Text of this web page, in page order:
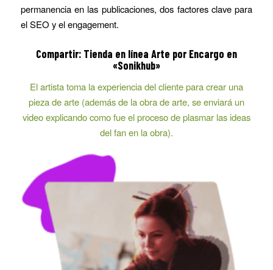
permanencia en las publicaciones, dos factores clave para
el SEO y el engagement.
Compartir: Tienda en línea Arte por Encargo en
«Sonikhub»
El artista toma la experiencia del cliente para crear una
pieza de arte (además de la obra de arte, se enviará un
video explicando como fue el proceso de plasmar las ideas
del fan en la obra).